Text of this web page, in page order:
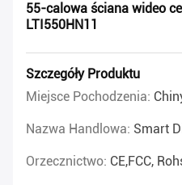
55-calowa ściana wideo
LTI550HN11
Szczegóły Produktu
Miejsce Pochodzenia:
Nazwa Handlowa: Smart
Orzecznictwo: CE,FCC,